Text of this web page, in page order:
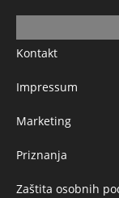
Kontakt
Impressum
Marketing
Priznanja
Zaštita osobnih